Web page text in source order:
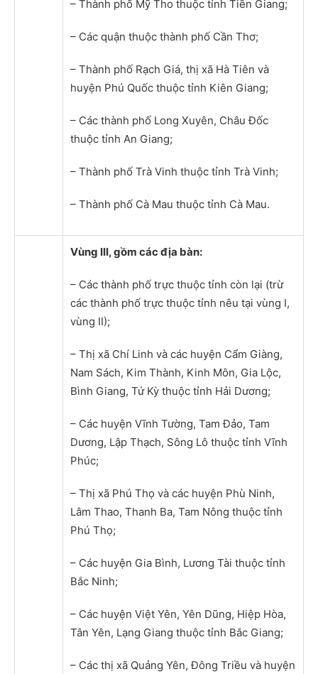
– Thành phố Mỹ Tho thuộc tỉnh Tiền Giang;
– Các quận thuộc thành phố Cần Thơ;
– Thành phố Rạch Giá, thị xã Hà Tiên và
huyện Phú Quốc thuộc tỉnh Kiên Giang;
– Các thành phố Long Xuyên, Châu Đốc
thuộc tỉnh An Giang;
– Thành phố Trà Vinh thuộc tỉnh Trà Vinh;
– Thành phố Cà Mau thuộc tỉnh Cà Mau.
Vùng III, gồm các địa bàn:
– Các thành phố trực thuộc tỉnh còn lại (trừ
các thành phố trực thuộc tỉnh nêu tại vùng I,
vùng II);
– Thị xã Chí Linh và các huyện Cẩm Giàng,
Nam Sách, Kim Thành, Kinh Môn, Gia Lộc,
Bình Giang, Tứ Kỳ thuộc tỉnh Hải Dương;
– Các huyện Vĩnh Tường, Tam Đảo, Tam
Dương, Lập Thạch, Sông Lô thuộc tỉnh Vĩnh
Phúc;
– Thị xã Phú Thọ và các huyện Phù Ninh,
Lâm Thao, Thanh Ba, Tam Nông thuộc tỉnh
Phú Thọ;
– Các huyện Gia Bình, Lương Tài thuộc tỉnh
Bắc Ninh;
– Các huyện Việt Yên, Yên Dũng, Hiệp Hòa,
Tân Yên, Lạng Giang thuộc tỉnh Bắc Giang;
– Các thị xã Quảng Yên, Đông Triều và huyện